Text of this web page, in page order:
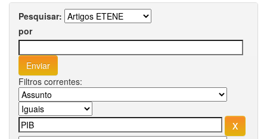
Pesquisar:
por
Filtros correntes: